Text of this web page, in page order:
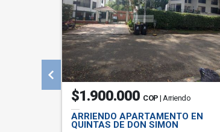
$1.900.000 COP | Arriendo
ARRIENDO APARTAMENTO EN
QUINTAS DE DON SIMON